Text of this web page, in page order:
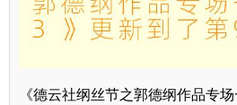
《德云社纲丝节之郭德纲作品专